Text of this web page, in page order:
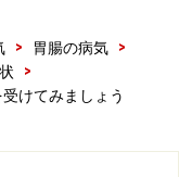
。少し弱った胃粘
ましょう。3年以
受けましょう。ピ
> 胃腸の病気
>
>
けてみましょう